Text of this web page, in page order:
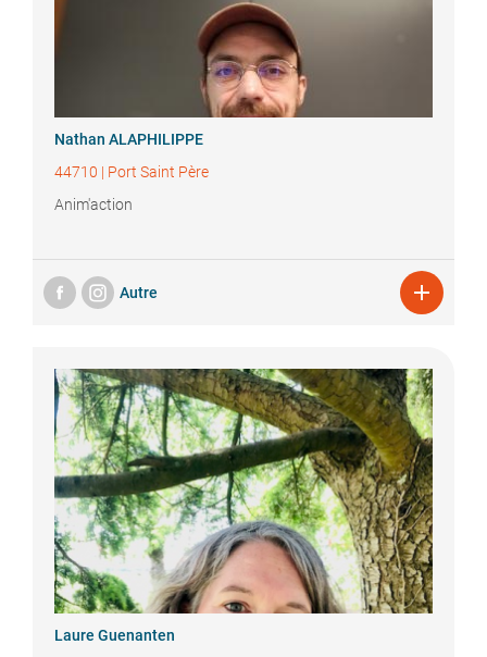
Nathan ALAPHILIPPE
44710 | Port Saint Père
Anim'action
Autre 
Laure Guenanten